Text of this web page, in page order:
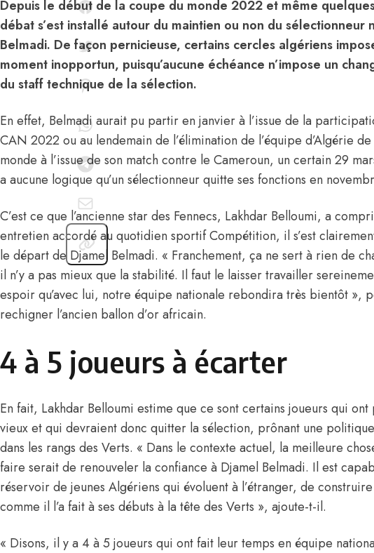
Depuis le début de la coupe du monde 2022 et même
débat s’est installé autour du maintien ou non du sélectionneur
Belmadi. De façon pernicieuse, certains cercles algériens
moment inopportun, puisqu’aucune échéance n’impose un
du staff technique de la sélection.
En effet, Belmadi aurait pu partir en janvier à l’issue de la
CAN 2022 ou au lendemain de l’élimination de l’équipe d’Algérie
monde à l’issue de son match contre le Cameroun, un certain 29
a aucune logique qu’un sélectionneur quitte ses fonctions en
C’est ce que l’ancienne star des Fennecs, Lakhdar Belloumi, a
entretien accordé au quotidien sportif Compétition, il s’est
le départ de Djamel Belmadi. « Franchement, ça ne sert à rien de
il n’y a pas mieux que la stabilité. Il faut le laisser travailler
espoir qu’avec lui, notre équipe nationale rebondira très bientôt »,
rechigner l’ancien ballon d’or africain.
4 à 5 joueurs à écarter
En fait, Lakhdar Belloumi estime que ce sont certains joueurs qui
vieux et qui devraient donc quitter la sélection, prônant une
dans les rangs des Verts. « Dans le contexte actuel, la meilleure
faire serait de renouveler la confiance à Djamel Belmadi. Il est
réservoir de jeunes Algériens qui évoluent à l’étranger, de
comme il l’a fait à ses débuts à la tête des Verts », ajoute-t-il.
« Disons, il y a 4 à 5 joueurs qui ont fait leur temps en équipe